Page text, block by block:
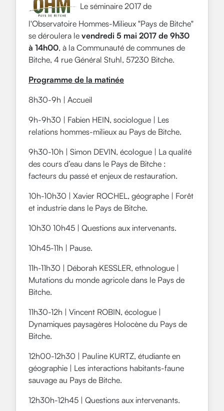
Le séminaire 2017 de
l'Observatoire Hommes-Milieux "Pays de Bitche"
se déroulera le vendredi 5 mai 2017 de 9h30
à 14h00, à la Communauté de communes de
Bitche, 4 rue Général Stuhl, 57230 Bitche.
Programme de la matinée
8h30-9h | Accueil
9h-9h30 | Fabien HEIN, sociologue | Les
relations hommes-milieux au Pays de Bitche.
9h30-10h | Simon DEVIN, écologue | La qualité
des cours d’eau dans le Pays de Bitche :
facteurs du passé et enjeux de restauration.
10h-10h30 | Xavier ROCHEL, géographe | Forêt
et industrie dans le Pays de Bitche.
10h30 10h45 | Questions aux intervenants.
10h45-11h | Pause.
11h-11h30 | Déborah KESSLER, ethnologue |
Mutations du monde agricole dans le Pays de
Bitche.
11h30-12h | Vincent ROBIN, écologue |
Dynamiques paysagères Holocène du Pays de
Bitche.
12h00-12h30 | Pauline KURTZ, étudiante en
géographie | Les interactions habitants-faune
sauvage au Pays de Bitche.
12h30h-12h45 | Questions aux intervenants.